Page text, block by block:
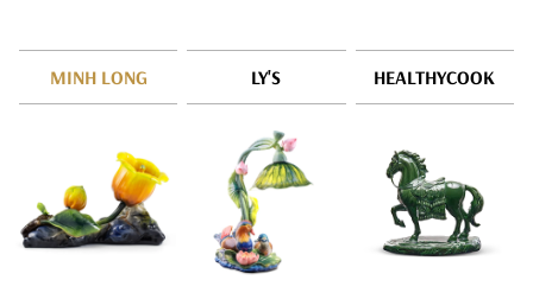
MINH LONG LY'S HEALTHYCOOK